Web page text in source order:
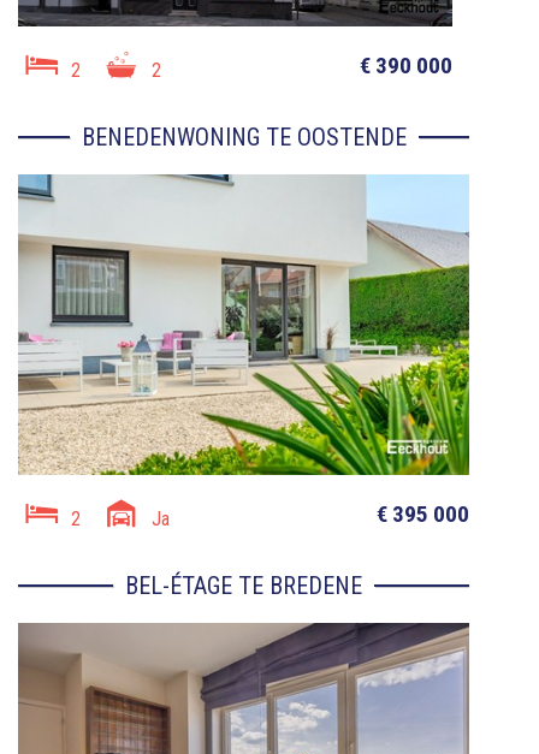
2 2 € 390 000
BENEDENWONING TE OOSTENDE
2 Ja € 395 000
BEL-ÉTAGE TE BREDENE